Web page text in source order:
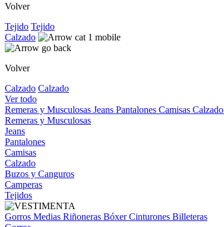
Volver
Tejido Tejido
Calzado
Volver
Calzado Calzado
Ver todo
Remeras y Musculosas Jeans Pantalones Camisas Calzado
Remeras y Musculosas
Jeans
Pantalones
Camisas
Calzado
Buzos y Canguros
Camperas
Tejidos
Gorros Medias Riñoneras BóxerCinturones Billeteras